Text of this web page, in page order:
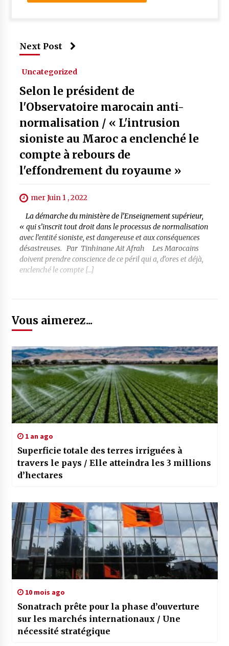
Next Post
Uncategorized
Selon le président de
l'Observatoire marocain anti-
normalisation / « L'intrusion
sioniste au Maroc a enclenché le
compte à rebours de
l'effondrement du royaume »
mer Juin 1 , 2022
La démarche du ministère de l’Enseignement supérieur,
« qui s’inscrit tout droit dans le processus de normalisation
avec l’entité sioniste, est dangereuse et aux conséquences
désastreuses. Par Tinhinane Ait Afrah Les Marocains
doivent prendre conscience de ce péril qui a, d’ores et déjà,
enclenché le compte […]
Vous aimerez...
1 an ago
Superficie totale des terres irriguées à
travers le pays / Elle atteindra les 3 millions
d’hectares
10 mois ago
Sonatrach prête pour la phase d’ouverture
sur les marchés internationaux / Une
nécessité stratégique